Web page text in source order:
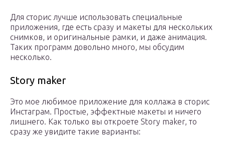
Для сторис лучше использовать специальные
приложения, где есть сразу и макеты для нескольких
снимков, и оригинальные рамки, и даже анимация.
Таких программ довольно много, мы обсудим
несколько.
Story maker
Это мое любимое приложение для коллажа в сторис
Инстаграм. Простые, эффектные макеты и ничего
лишнего. Как только вы откроете Story maker, то
сразу же увидите такие варианты: